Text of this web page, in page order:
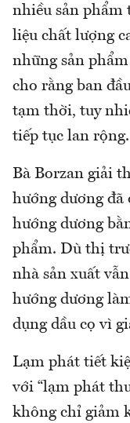
nhiều sản phẩm
liệu chất lượng
những sản
cho rằng ban
tạm thời, tuy
tiếp tục lan rộng.
Bà Borzan giải
hướng dương đã
hướng dương
phẩm. Dù thị
nhà sản xuất
hướng dương
dụng dầu cọ vì
Lạm phát tiết
với “lạm phát
không chỉ giảm